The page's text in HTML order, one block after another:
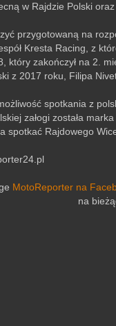
w Rajdzie Polski
przygotowaną na
Kresta Racing, z
zakończył na 2.
z 2017 roku, Filipa
spotkania z
załogi została
spotkać Rajdowego
MotoReporter na
na